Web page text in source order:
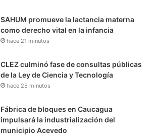
SAHUM promueve la lactancia materna
como derecho vital en la infancia
hace 21 minutos
CLEZ culminó fase de consultas públicas
de la Ley de Ciencia y Tecnología
hace 25 minutos
Fábrica de bloques en Caucagua
impulsará la industrialización del
municipio Acevedo